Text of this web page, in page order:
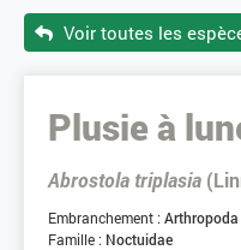
Voir toutes les
Plusie à
Abrostola triplasia
Embranchement : Arthropoda
Famille : Noctuidae